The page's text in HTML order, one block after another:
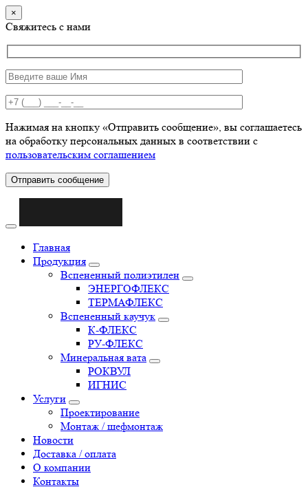
×
Свяжитесь с нами
Нажимая на кнопку «Отправить сообщение», вы соглашаетесь
на обработку персональных данных в соответствии с
пользовательским соглашением
Отправить сообщение
Главная
Продукция
Вспененный полиэтилен
ЭНЕРГОФЛЕКС
ТЕРМАФЛЕКС
Вспененный каучук
К-ФЛЕКС
РУ-ФЛЕКС
Минеральная вата
РОКВУЛ
ИГНИС
Услуги
Проектирование
Монтаж / шефмонтаж
Новости
Доставка / оплата
О компании
Контакты